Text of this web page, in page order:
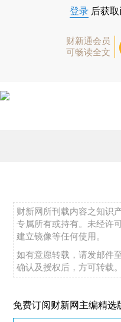
登录 后获
财新通会员
可畅读全文
财新网所刊载内容之知识
专属所有或持有。未经许
建立镜像等任何使用。
如有意愿转载，请发邮件
确认及授权后，方可转载。
免费订阅财新网主编精选